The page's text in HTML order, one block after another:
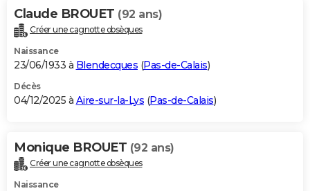
Claude BROUET (92 ans)
Créer une cagnotte obsèques
Naissance
23/06/1933 à Blendecques (Pas-de-Calais)
Décès
04/12/2025 à Aire-sur-la-Lys (Pas-de-Calais)
Monique BROUET (92 ans)
Créer une cagnotte obsèques
Naissance